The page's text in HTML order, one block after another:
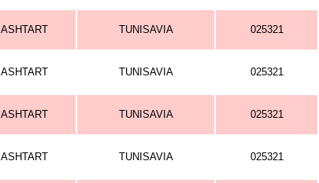
ASHTART TUNISAVIA 025321
ASHTART TUNISAVIA 025321
ASHTART TUNISAVIA 025321
ASHTART TUNISAVIA 025321